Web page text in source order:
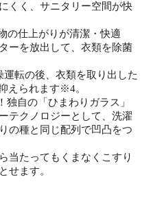
くく、サニタリー空間が快
の仕上がりが清潔・快適
ーを放出して、衣類を除菌
転の後、衣類を取り出した
えられます※4。
独自の「ひまわりガラス」
テクノロジーとして、洗濯
の種と同じ配列で凹凸をつ
当たってもくまなくこすり
せます。